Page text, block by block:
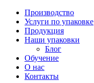
Производство
Услуги по упаковке
Продукция
Наши упаковки
Блог
Обучение
О нас
Контакты